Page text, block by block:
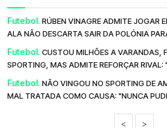
Futebol. RÚBEN VINAGRE ADMITE JOGAR
ALA NÃO DESCARTA SAIR DA POLÓNIA
Futebol. CUSTOU MILHÕES A VARANDAS,
SPORTING, MAS ADMITE REFORÇAR RIVAL:
Futebol. NÃO VINGOU NO SPORTING DE
MAL TRATADA COMO CAUSA: "NUNCA
< >